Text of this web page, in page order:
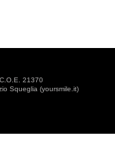
21370
Squeglia (yoursmile.it)